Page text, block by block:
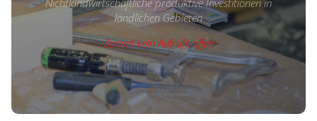
Nichtlandwirtschaftliche produktive Investitionen in
ländlichen Gebieten
Zurzeit kein Aufrufe offen